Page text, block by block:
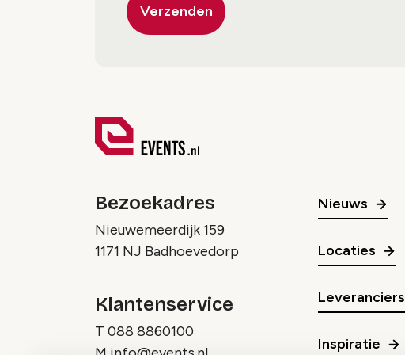
Bezoekadres
Nieuwemeerdijk 159
1171 NJ Badhoevedorp
Klantenservice
T 088 8860100
Nieuws
Locaties
Leveranciers
Inspiratie